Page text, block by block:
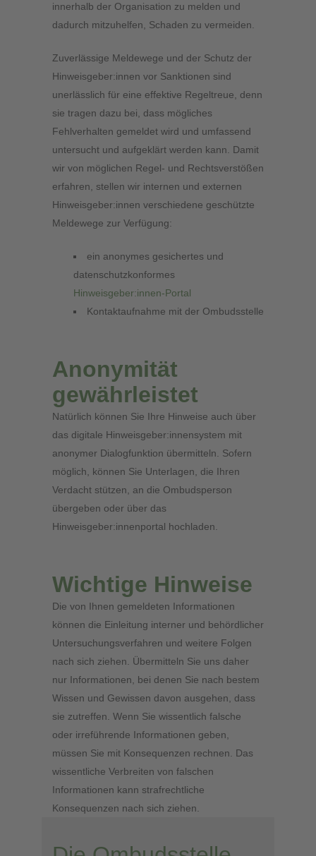
innerhalb der Organisation zu melden und
dadurch mitzuhelfen, Schaden zu vermeiden.
Zuverlässige Meldewege und der Schutz der
Hinweisgeber:innen vor Sanktionen sind
unerlässlich für eine effektive Regeltreue, denn
sie tragen dazu bei, dass mögliches
Fehlverhalten gemeldet wird und umfassend
untersucht und aufgeklärt werden kann. Damit
wir von möglichen Regel- und Rechtsverstößen
erfahren, stellen wir internen und externen
Hinweisgeber:innen verschiedene geschützte
Meldewege zur Verfügung:
ein anonymes gesichertes und
datenschutzkonformes
Hinweisgeber:innen-Portal
Kontaktaufnahme mit der Ombudsstelle
Anonymität
gewährleistet
Natürlich können Sie Ihre Hinweise auch über
das digitale Hinweisgeber:innensystem mit
anonymer Dialogfunktion übermitteln. Sofern
möglich, können Sie Unterlagen, die Ihren
Verdacht stützen, an die Ombudsperson
übergeben oder über das
Hinweisgeber:innenportal hochladen.
Wichtige Hinweise
Die von Ihnen gemeldeten Informationen
können die Einleitung interner und behördlicher
Untersuchungsverfahren und weitere Folgen
nach sich ziehen. Übermitteln Sie uns daher
nur Informationen, bei denen Sie nach bestem
Wissen und Gewissen davon ausgehen, dass
sie zutreffen. Wenn Sie wissentlich falsche
oder irreführende Informationen geben,
müssen Sie mit Konsequenzen rechnen. Das
wissentliche Verbreiten von falschen
Informationen kann strafrechtliche
Konsequenzen nach sich ziehen.